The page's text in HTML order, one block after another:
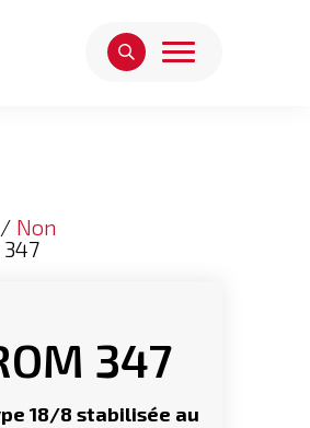
/ Non
347
18/8 stabilisée au